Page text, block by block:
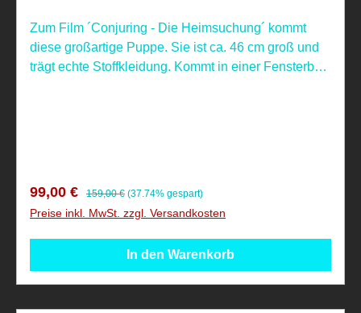
Zum Film ´Conjuring - Die Heimsuchung´ kommt
diese großartige Puppe. Sie ist ca. 46 cm groß und
trägt echte Stoffkleidung. Kommt in einer Fensterbox
Verkaufspreis:
99,00 € Regulärer Preis:
159,00 € (37.74% gespart)
Preise inkl. MwSt. zzgl. Versandkosten
In den Warenkorb